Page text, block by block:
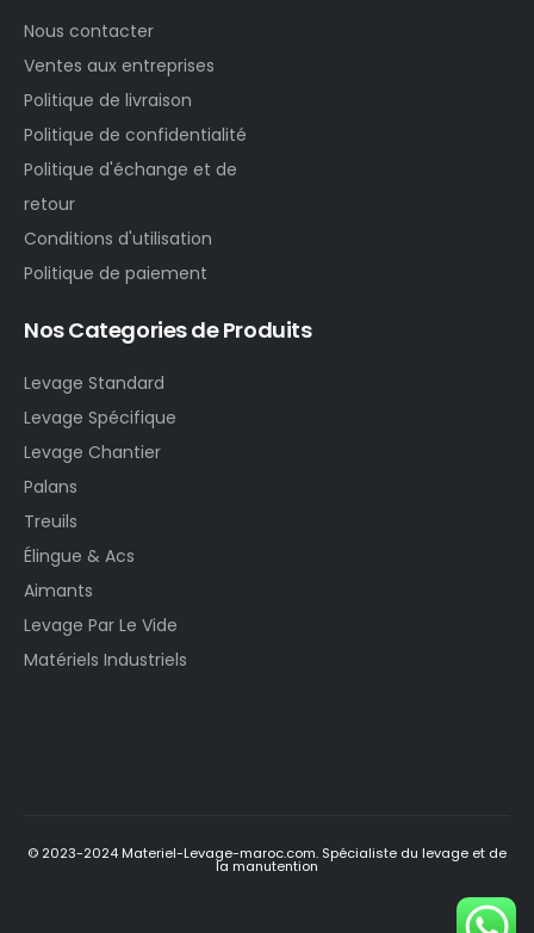
Nous contacter
Ventes aux entreprises
Politique de livraison
Politique de confidentialité
Politique d'échange et de
retour
Conditions d'utilisation
Politique de paiement
Nos Categories de Produits
Levage Standard
Levage Spécifique
Levage Chantier
Palans
Treuils
Élingue & Acs
Aimants
Levage Par Le Vide
Matériels Industriels
© 2023-2024 Materiel-Levage-maroc.com. Spécialiste du levage et de
la manutention